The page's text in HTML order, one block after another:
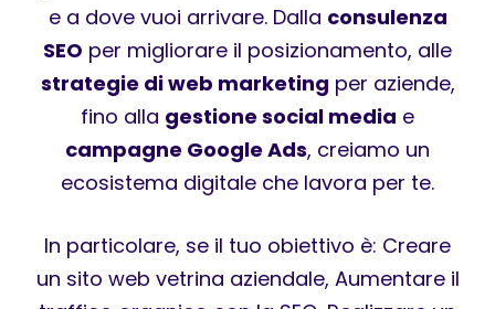
e a dove vuoi arrivare. Dalla consulenza
SEO per migliorare il posizionamento, alle
strategie di web marketing per aziende,
fino alla gestione social media e
campagne Google Ads, creiamo un
ecosistema digitale che lavora per te.
In particolare, se il tuo obiettivo è: Creare
un sito web vetrina aziendale, Aumentare il